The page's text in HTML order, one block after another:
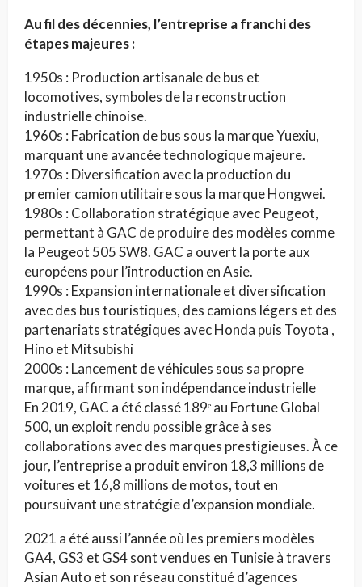
Au fil des décennies, l’entreprise a franchi des
étapes majeures :
1950s : Production artisanale de bus et
locomotives, symboles de la reconstruction
industrielle chinoise.
1960s : Fabrication de bus sous la marque Yuexiu,
marquant une avancée technologique majeure.
1970s : Diversification avec la production du
premier camion utilitaire sous la marque Hongwei.
1980s : Collaboration stratégique avec Peugeot,
permettant à GAC de produire des modèles comme
la Peugeot 505 SW8. GAC a ouvert la porte aux
européens pour l’introduction en Asie.
1990s : Expansion internationale et diversification
avec des bus touristiques, des camions légers et des
partenariats stratégiques avec Honda puis Toyota ,
Hino et Mitsubishi
2000s : Lancement de véhicules sous sa propre
marque, affirmant son indépendance industrielle
En 2019, GAC a été classé 189ᵉ au Fortune Global
500, un exploit rendu possible grâce à ses
collaborations avec des marques prestigieuses. À ce
jour, l’entreprise a produit environ 18,3 millions de
voitures et 16,8 millions de motos, tout en
poursuivant une stratégie d’expansion mondiale.
2021 a été aussi l’année où les premiers modèles
GA4, GS3 et GS4 sont vendues en Tunisie à travers
Asian Auto et son réseau constitué d’agences